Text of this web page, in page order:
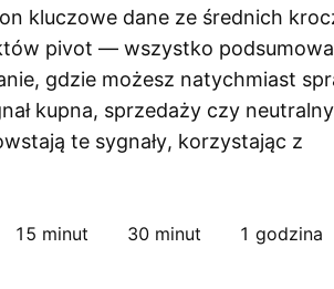
kluczowe dane ze średnich
pivot — wszystko
gdzie możesz natychmiast
kupna, sprzedaży czy
te sygnały, korzystając z
15 minut 30 minut 1 godzina